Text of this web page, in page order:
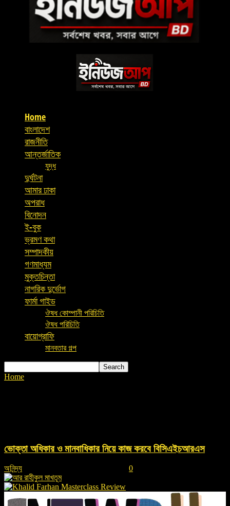
Home
বাংলাদেশ
রাজনীতি
আন্তর্জাতিক
যুদ্ধ
দুর্ঘটনা
আমার ঢাকা
অপরাধ
বিনোদন
ই-বুক
ভ্রমণ কথা
সম্পাদকীয়
গণমাধ্যম
মুক্তচিন্তা
নাগরিক দুর্ভোগ
ফার্মা গাইড
ঔষধ কোম্পানী পরিচিতি
ঔষধ পরিচিতি
বায়োগ্রাফি
মানবতার গল্প
Home
ভোক্তা অধিকার ও মানবাধিকার নিয়ে কাজ করবে বিসিএইচআরএস
অনিন্দ্য 0